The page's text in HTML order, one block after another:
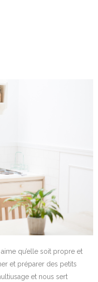
qu’elle soit propre et
et préparer des petits
et nous sert